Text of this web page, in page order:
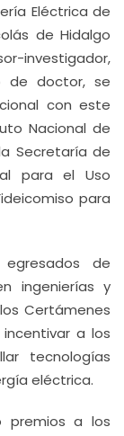
Eléctrica de
de Hidalgo
investigador,
de doctor, se
con este
Nacional de
la Secretaría de
para el Uso
para
de
ingenierías y
Certámenes
a los
tecnologías
eléctrica.
premios a los